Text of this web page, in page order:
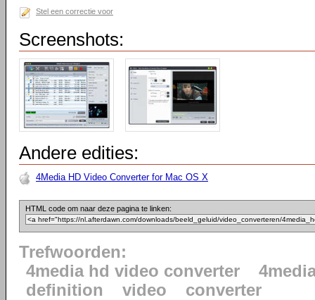
Stel een correctie voor
Screenshots:
Andere edities:
4Media HD Video Converter for Mac OS X
HTML code om naar deze pagina te linken:
Trefwoorden:
4media hd video converter
definition
video converter